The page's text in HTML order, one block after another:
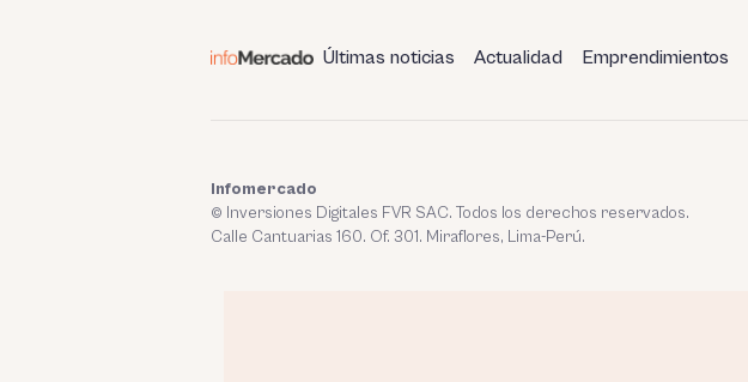
Últimas noticias Actualidad Emprendimientos
Infomercado
© Inversiones Digitales FVR SAC. Todos los derechos reservados.
Calle Cantuarias 160. Of. 301. Miraflores, Lima-Perú.